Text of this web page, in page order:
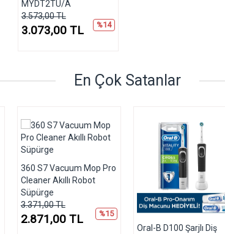
MYDT2TU/A
3.573,00 TL
%14
3.073,00 TL
En Çok Satanlar
360 S7 Vacuum Mop Pro
Cleaner Akıllı Robot
Süpürge
3.371,00 TL
%15
2.871,00 TL
Oral-B D100 Şarjlı Diş